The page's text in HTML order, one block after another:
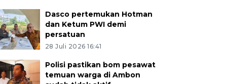
Dasco pertemukan Hotman
dan Ketum PWI demi
persatuan
28 Juli 2026 16:41
Polisi pastikan bom pesawat
temuan warga di Ambon